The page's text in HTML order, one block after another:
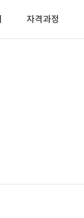
자격과정